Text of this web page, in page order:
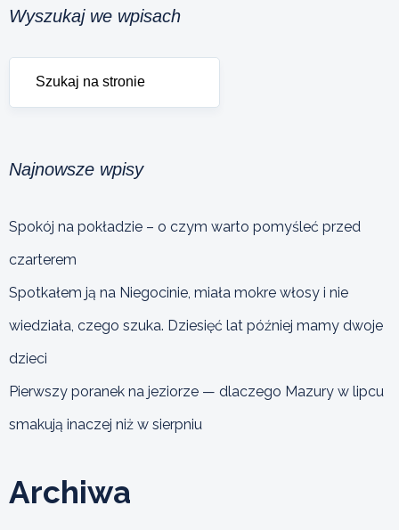
Wyszukaj we wpisach
Najnowsze wpisy
Spokój na pokładzie – o czym warto pomyśleć przed
czarterem
Spotkałem ją na Niegocinie, miała mokre włosy i nie
wiedziała, czego szuka. Dziesięć lat później mamy dwoje
dzieci
Pierwszy poranek na jeziorze — dlaczego Mazury w lipcu
smakują inaczej niż w sierpniu
Archiwa